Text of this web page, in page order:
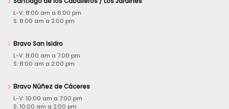
L-V: 8:00 am a 6:00 pm
S: 8:00 am a 2:00 pm
Bravo San Isidro
L-V: 8:00 am a 7:00 pm
S: 8:00 am a 2:00 pm
Bravo Núñez de Cáceres
L-V: 10:00 am a 7:00 pm
S: 10:00 am a 2:00 pm